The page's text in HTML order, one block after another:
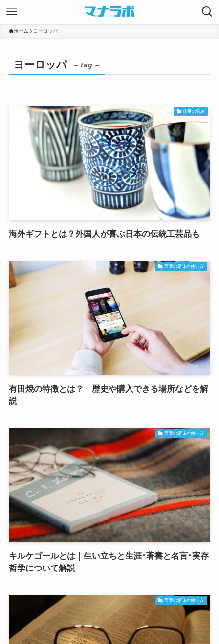
ホーム ヨーロッパ
ヨーロッパ – tag –
仕事の悩み
海外ギフトとは？外国人が喜ぶ日本の伝統工芸品も
言葉の意味や使い方
有田焼の特徴とは？｜歴史や購入できる場所などを解
説
言葉の意味や使い方
キルケゴールとは｜生い立ちと生涯･著書と名言･実存
哲学について解説
言葉の意味や使い方